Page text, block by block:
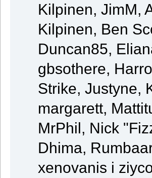
Kilpinen, JimM,
Kilpinen, Ben
Duncan85,
gbsothere,
Strike, Justyne,
margarett,
MrPhil, Nick
Dhima,
xenovanis i